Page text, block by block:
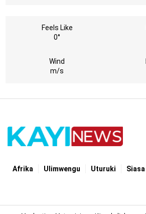
Feels Like
0°
Wind
m/s
Afrika Ulimwengu Uturuki Siasa